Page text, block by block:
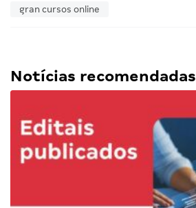
gran cursos online
Notícias recomendadas